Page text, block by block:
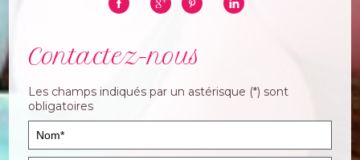
Contactez-nous
Les champs indiqués par un astérisque (*) sont
obligatoires